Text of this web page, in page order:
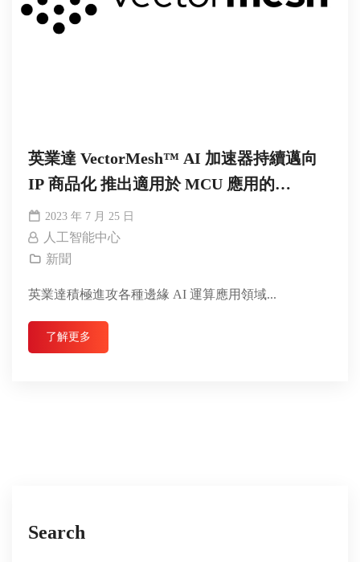
英業達 VectorMesh™ AI 加速器持續邁向
IP 商品化 推出適用於 MCU 應用的
Minima™ 系列
2023 年 7 月 25 日
人工智能中心
新聞
英業達積極進攻各種邊緣 AI 運算應用領域...
了解更多
Search